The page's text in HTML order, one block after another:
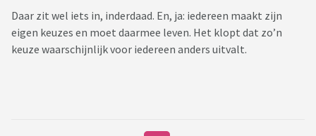
Daar zit wel iets in, inderdaad. En, ja: iedereen maakt zijn
eigen keuzes en moet daarmee leven. Het klopt dat zo’n
keuze waarschijnlijk voor iedereen anders uitvalt.